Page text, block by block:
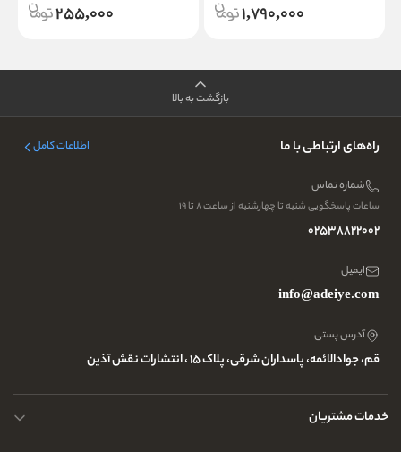
1,790,000
255,000
بازگشت به بالا
راه‌های ارتباطی با ما اطلاعات کامل
شماره تماس
ساعات پاسخگویی شنبه تا چهارشنبه از ساعت ۸ تا ۱۹
02538822002
ایمیل
info@adeiye.com
آدرس پستی
قم، جوادالائمه، پاسداران شرقی، پلاک 15 ، انتشارات نقش آذین
خدمات مشتریان